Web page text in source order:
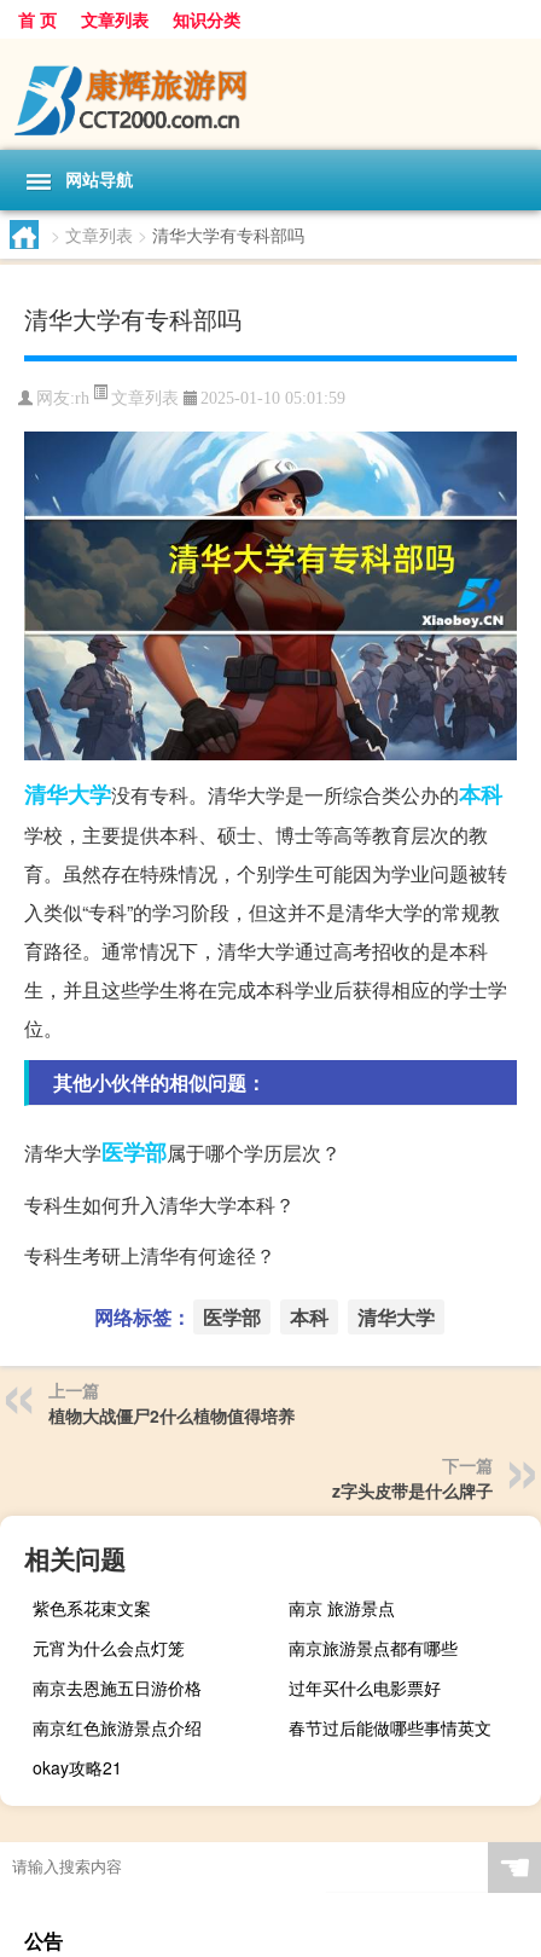
首 页 文章列表 知识分类
网站导航
> 文章列表 > 清华大学有专科部吗
清华大学有专科部吗
网友:rh 文章列表 2025-01-10 05:01:59
清华大学没有专科。清华大学是一所综合类公办的本科
学校，主要提供本科、硕士、博士等高等教育层次的教
育。虽然存在特殊情况，个别学生可能因为学业问题被转
入类似“专科”的学习阶段，但这并不是清华大学的常规教
育路径。通常情况下，清华大学通过高考招收的是本科
生，并且这些学生将在完成本科学业后获得相应的学士学
位。
其他小伙伴的相似问题：
清华大学医学部属于哪个学历层次？
专科生如何升入清华大学本科？
专科生考研上清华有何途径？
网络标签： 医学部 本科 清华大学
上一篇
植物大战僵尸2什么植物值得培养
下一篇
z字头皮带是什么牌子
相关问题
紫色系花束文案
南京 旅游景点
元宵为什么会点灯笼
南京旅游景点都有哪些
南京去恩施五日游价格
过年买什么电影票好
南京红色旅游景点介绍
春节过后能做哪些事情英文
okay攻略21
☚
公告